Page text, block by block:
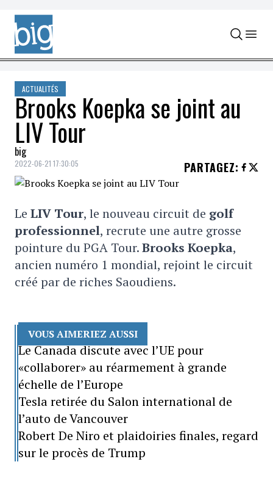
Skip to content
ACTUALITÉS
Brooks Koepka se joint au
LIV Tour
big
2022-06-21 17:30:05 PARTAGEZ:
Le LIV Tour, le nouveau circuit de golf
professionnel, recrute une autre grosse
pointure du PGA Tour.Brooks Koepka,
ancien numéro 1 mondial, rejoint le circuit
créé par de riches Saoudiens.
VOUS AIMERIEZ AUSSI
Le Canada discute avec l’UE pour
«collaborer» au réarmement à grande
échelle de l’Europe
Tesla retirée du Salon international de
l’auto de Vancouver
Robert De Niro et plaidoiries finales, regard
sur le procès de Trump